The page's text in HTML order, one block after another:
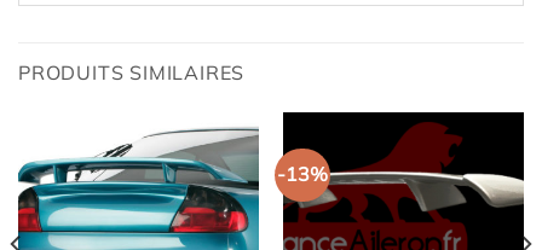
PRODUITS SIMILAIRES
-13%